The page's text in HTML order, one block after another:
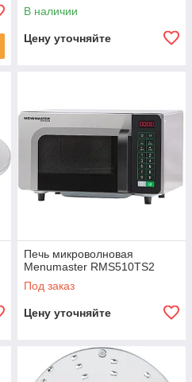
В наличии
Цену уточняйте
Печь микроволновая
Menumaster RMS510TS2
Под заказ
Цену уточняйте